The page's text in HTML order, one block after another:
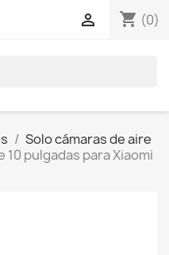
shopping_cart (0)

Solo cámaras de aire
10 pulgadas para Xiaomi